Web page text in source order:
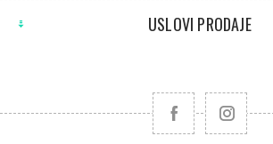
USLOVI PRODAJE